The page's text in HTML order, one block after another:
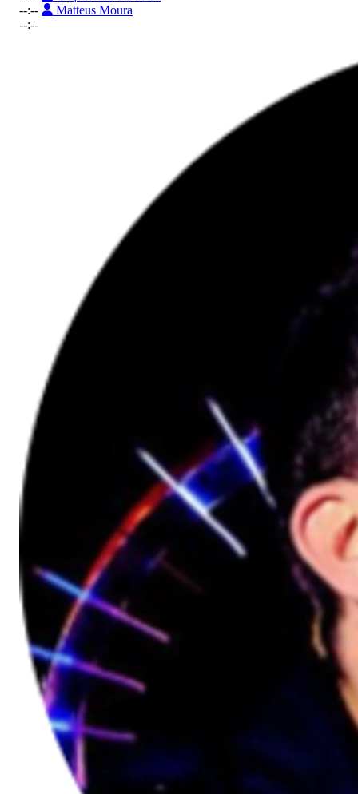
--:--
Matteus Moura
--:--